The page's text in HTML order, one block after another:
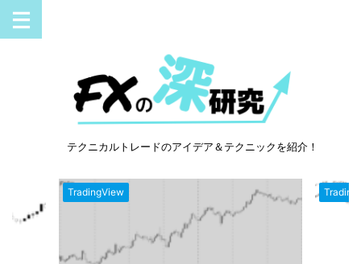
テクニカルトレードのアイデア＆テクニックを紹介！
TradingView